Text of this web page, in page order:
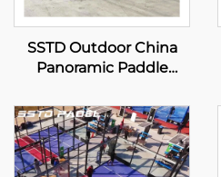
SSTD Outdoor China
Panoramic Paddle
Professionele Fabrikant
Classic Padel Court
Geavanceerde
Technologie voor Padel